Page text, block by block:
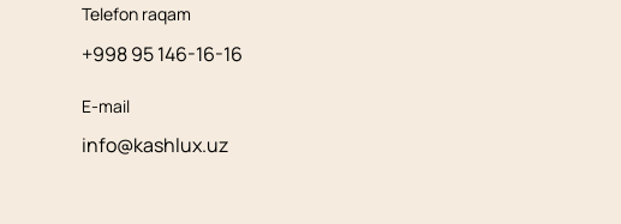
Telefon raqam
+998 95 146-16-16
E-mail
info@kashlux.uz